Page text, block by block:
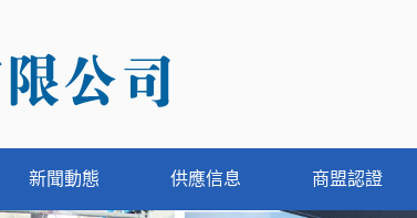
新聞動態 供應信息 商盟認證